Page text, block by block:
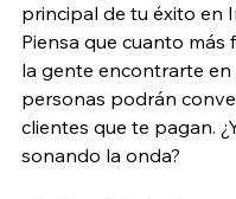
principal de tu éxito en
Piensa que cuanto más
la gente encontrarte en
personas podrán
clientes que te pagan.
sonando la onda?